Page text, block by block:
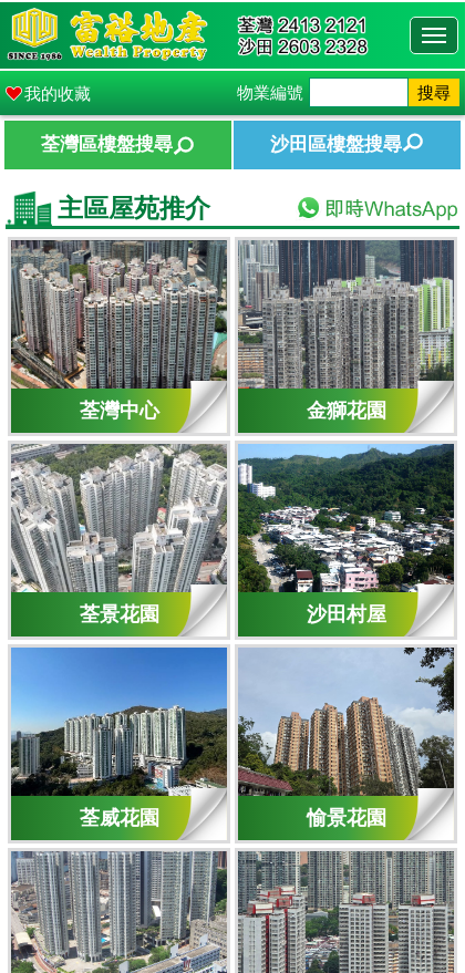
我的收藏 物業編號 搜尋
荃灣區樓盤搜尋 沙田區樓盤搜尋
主區屋苑推介
荃灣中心
荃景花園
荃威花園
金獅花園
沙田村屋
愉景花園